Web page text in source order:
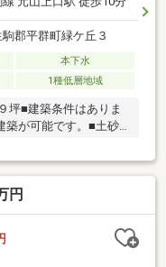
郡平群町緑ケ丘３
本下水
1種低層地域
坪■建築条件はありま
築が可能です。■土砂
円